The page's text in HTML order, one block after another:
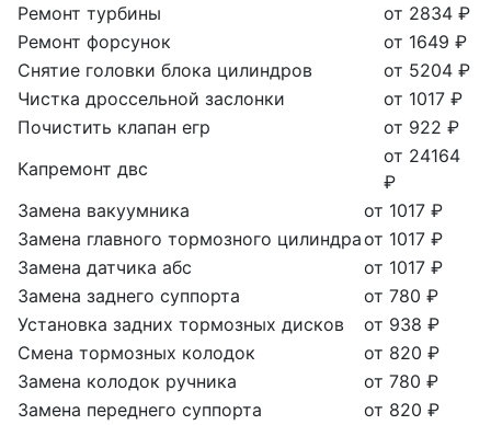
Ремонт турбины
от 2834 ₽
Ремонт форсунок
от 1649 ₽
Снятие головки блока цилиндров
от 5204 ₽
Чистка дроссельной заслонки
от 1017 ₽
Почистить клапан егр
от 922 ₽
Капремонт двс
от 24164
₽
Замена вакуумника
от 1017 ₽
Замена главного тормозного цилиндраот 1017 ₽
Замена датчика абс
от 1017 ₽
Замена заднего суппорта
от 780 ₽
Установка задних тормозных дисков
от 938 ₽
Смена тормозных колодок
от 820 ₽
Замена колодок ручника
от 780 ₽
Замена переднего суппорта
от 820 ₽